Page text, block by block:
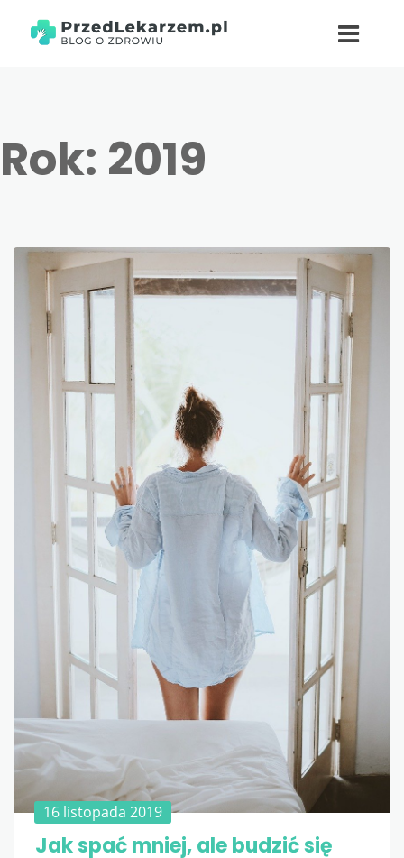
Rok: 2019
16 listopada 2019
Jak spać mniej, ale budzić się